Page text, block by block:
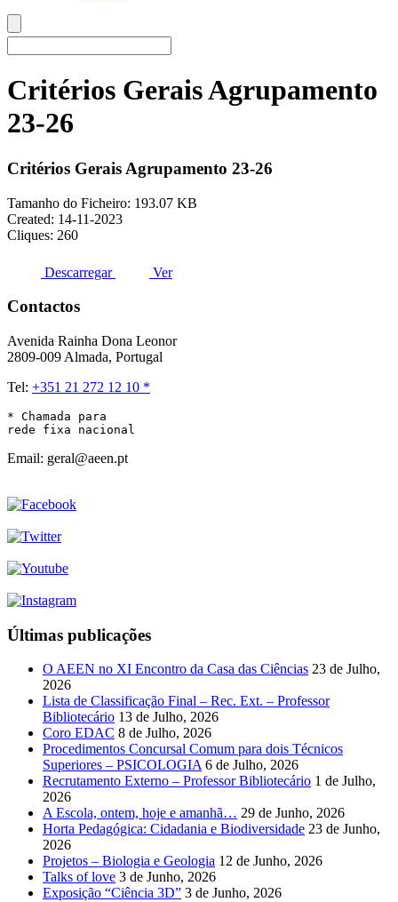
Critérios Gerais Agrupamento
23-26
Critérios Gerais Agrupamento 23-26
Tamanho do Ficheiro: 193.07 KB
Created: 14-11-2023
Cliques: 260
Descarregar Ver
Contactos
Avenida Rainha Dona Leonor
2809-009 Almada, Portugal
Tel: +351 21 272 12 10 *
* Chamada para
rede fixa nacional
Email: geral@aeen.pt
Últimas publicações
O AEEN no XI Encontro da Casa das Ciências 23 de Julho,
2026
Lista de Classificação Final – Rec. Ext. – Professor
Bibliotecário 13 de Julho, 2026
Coro EDAC 8 de Julho, 2026
Procedimentos Concursal Comum para dois Técnicos
Superiores – PSICOLOGIA 6 de Julho, 2026
Recrutamento Externo – Professor Bibliotecário 1 de Julho,
2026
A Escola, ontem, hoje e amanhã… 29 de Junho, 2026
Horta Pedagógica: Cidadania e Biodiversidade 23 de Junho,
2026
Projetos – Biologia e Geologia 12 de Junho, 2026
Talks of love 3 de Junho, 2026
Exposição “Ciência 3D” 3 de Junho, 2026